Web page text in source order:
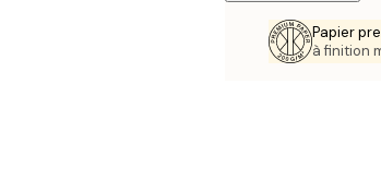
Papier
à finition